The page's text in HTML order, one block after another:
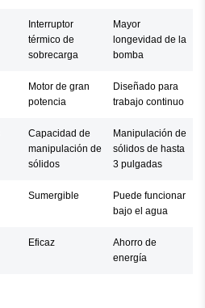
Interruptor
térmico de
sobrecarga
Mayor
longevidad de la
bomba
Motor de gran
potencia
Diseñado para
trabajo continuo
Capacidad de
manipulación de
sólidos
Manipulación de
sólidos de hasta
3 pulgadas
Sumergible
Puede funcionar
bajo el agua
Eficaz
Ahorro de
energía